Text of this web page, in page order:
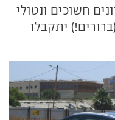
חשוכים ונטולי
יתקבלו